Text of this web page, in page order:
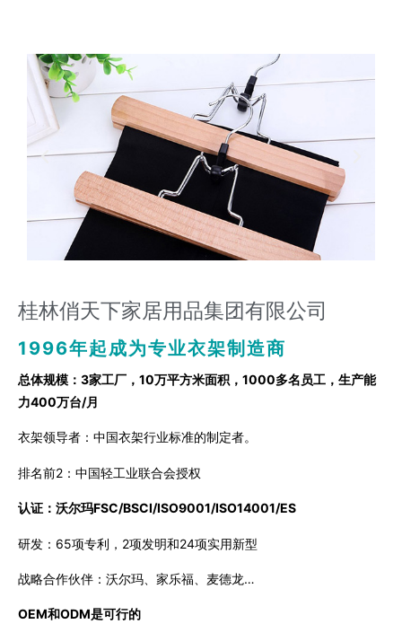
桂林俏天下家居用品集团有限公司
1996年起成为专业衣架制造商
总体规模：3家工厂，10万平方米面积，1000多名员工，生产能
力400万台/月
衣架领导者：中国衣架行业标准的制定者。
排名前2：中国轻工业联合会授权
认证：沃尔玛FSC/BSCI/ISO9001/ISO14001/ES
研发：65项专利，2项发明和24项实用新型
战略合作伙伴：沃尔玛、家乐福、麦德龙…
OEM和ODM是可行的